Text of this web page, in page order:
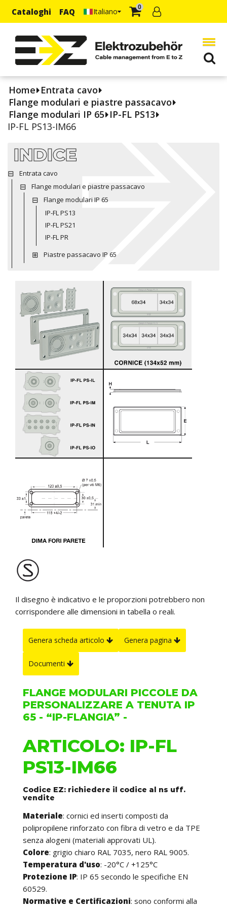
Cataloghi FAQ Italiano 0
Home Entrata cavo
Flange modulari e piastre passacavo
Flange modulari IP 65 IP-FL PS13
IP-FL PS13-IM66
INDICE
Entrata cavo
Flange modulari e piastre passacavo
Flange modulari IP 65
IP-FL PS13
IP-FL PS21
IP-FL PR
Piastre passacavo IP 65
Il disegno è indicativo e le proporzioni potrebbero non
corrispondere alle dimensioni in tabella o reali.
Genera scheda articolo Genera pagina
Documenti
FLANGE MODULARI PICCOLE DA
PERSONALIZZARE A TENUTA IP
65 - “IP-FLANGIA” -
ARTICOLO: IP-FL
PS13-IM66
Codice EZ: richiedere il codice al ns uff.
vendite
Materiale: cornici ed inserti composti da
polipropilene rinforzato con fibra di vetro e da TPE
senza alogeni (materiali approvati UL).
Colore: grigio chiaro RAL 7035, nero RAL 9005.
Temperatura d'uso: -20°C / +125°C
Protezione IP: IP 65 secondo le specifiche EN
60529.
Normative e Certificazioni: sono conformi alla